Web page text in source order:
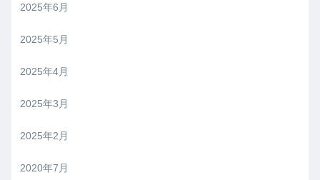
2025年6月
2025年5月
2025年4月
2025年3月
2025年2月
2020年7月